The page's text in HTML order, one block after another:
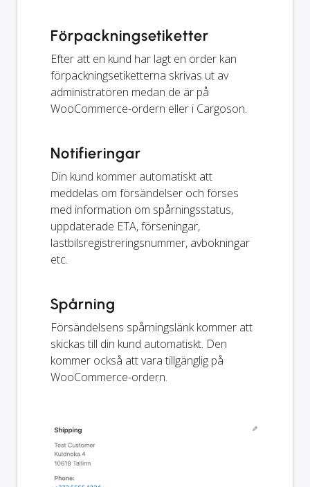
Förpackningsetiketter
Efter att en kund har lagt en order kan
förpackningsetiketterna skrivas ut av
administratören medan de är på
WooCommerce-ordern eller i Cargoson.
Notifieringar
Din kund kommer automatiskt att
meddelas om försändelser och förses
med information om spårningsstatus,
uppdaterade ETA, förseningar,
lastbilsregistreringsnummer, avbokningar
etc.
Spårning
Försändelsens spårningslänk kommer att
skickas till din kund automatiskt. Den
kommer också att vara tillgänglig på
WooCommerce-ordern.